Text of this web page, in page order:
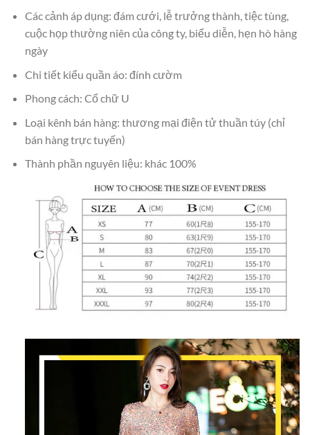
Các cảnh áp dụng: đám cưới, lễ trưởng thành, tiệc tùng,
cuộc họp thường niên của công ty, biểu diễn, hẹn hò hàng
ngày
Chi tiết kiểu quần áo: đính cườm
Phong cách: Cổ chữ U
Loại kênh bán hàng: thương mại điện tử thuần túy (chỉ
bán hàng trực tuyến)
Thành phần nguyên liệu: khác 100%